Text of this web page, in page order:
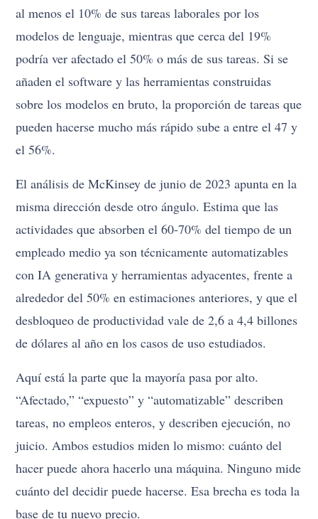
al menos el 10% de sus tareas laborales por los
modelos de lenguaje, mientras que cerca del 19%
podría ver afectado el 50% o más de sus tareas. Si se
añaden el software y las herramientas construidas
sobre los modelos en bruto, la proporción de tareas que
pueden hacerse mucho más rápido sube a entre el 47 y
el 56%.
El análisis de McKinsey de junio de 2023 apunta en la
misma dirección desde otro ángulo. Estima que las
actividades que absorben el 60-70% del tiempo de un
empleado medio ya son técnicamente automatizables
con IA generativa y herramientas adyacentes, frente a
alrededor del 50% en estimaciones anteriores, y que el
desbloqueo de productividad vale de 2,6 a 4,4 billones
de dólares al año en los casos de uso estudiados.
Aquí está la parte que la mayoría pasa por alto.
“Afectado,” “expuesto” y “automatizable” describen
tareas, no empleos enteros, y describen ejecución, no
juicio. Ambos estudios miden lo mismo: cuánto del
hacer puede ahora hacerlo una máquina. Ninguno mide
cuánto del decidir puede hacerse. Esa brecha es toda la
base de tu nuevo precio.